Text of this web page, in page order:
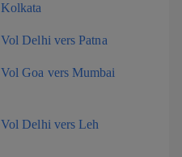
Kolkata
Vol Delhi vers Patna
Vol Goa vers Mumbai
Vol Delhi vers Leh